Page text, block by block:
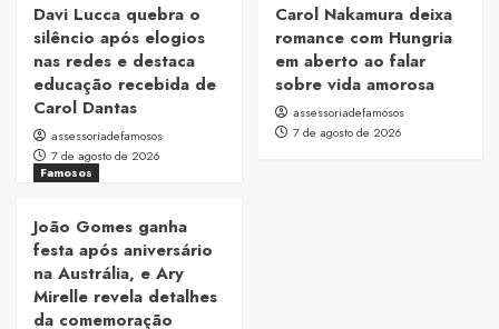
Davi Lucca quebra o
silêncio após elogios
nas redes e destaca
educação recebida de
Carol Dantas
assessoriadefamosos
7 de agosto de 2026
Carol Nakamura deixa
romance com Hungria
em aberto ao falar
sobre vida amorosa
assessoriadefamosos
7 de agosto de 2026
Famosos
João Gomes ganha
festa após aniversário
na Austrália, e Ary
Mirelle revela detalhes
da comemoração